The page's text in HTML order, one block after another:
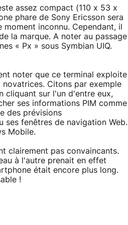
assez compact (110 x 53 x
phare de Sony Ericsson sera
inconnu. Cependant, il
la marque. A noter au passage
« Px » sous Symbian UIQ.
noter que ce terminal exploite
novatrices. Citons par exemple
cliquant sur l'un d'entre eux,
ses informations PIM comme
des prévisions
ses fenêtres de navigation Web.
Mobile.
clairement pas convaincants.
à l'autre prenait en effet
était encore plus long.
!